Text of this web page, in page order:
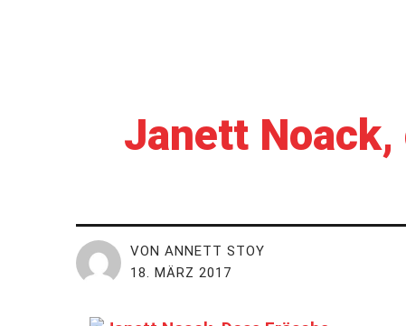
Janett Noack,
VON ANNETT STOY
18. MÄRZ 2017